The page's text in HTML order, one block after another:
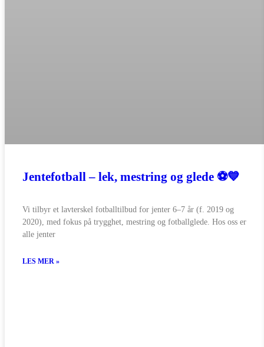
Jentefotball – lek, mestring og glede ⚽💙
Vi tilbyr et lavterskel fotballtilbud for jenter 6–7 år (f. 2019 og
2020), med fokus på trygghet, mestring og fotballglede. Hos oss er
alle jenter
LES MER »